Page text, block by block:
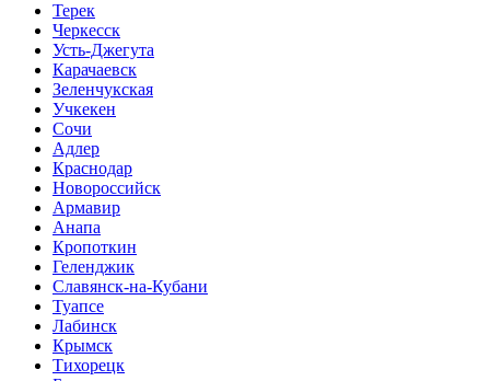
Терек
Черкесск
Усть-Джегута
Карачаевск
Зеленчукская
Учкекен
Сочи
Адлер
Краснодар
Новороссийск
Армавир
Анапа
Кропоткин
Геленджик
Славянск-на-Кубани
Туапсе
Лабинск
Крымск
Тихорецк